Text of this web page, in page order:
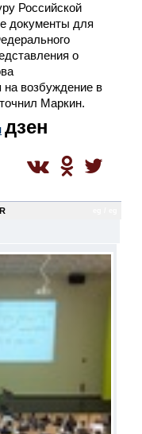
Российской
документы для
о
на возбуждение в
Маркин.
дзен